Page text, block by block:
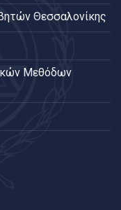
Θεσσαλονίκης
Μεθόδων